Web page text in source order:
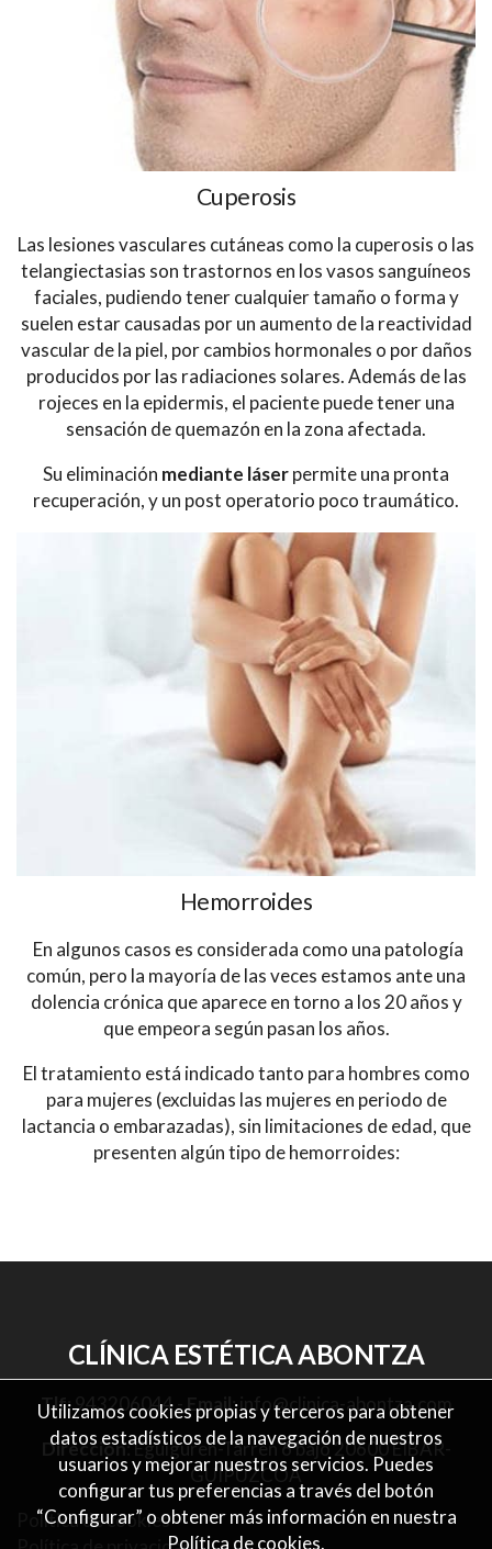
Cuperosis
Las lesiones vasculares cutáneas como la cuperosis o las
telangiectasias son trastornos en los vasos sanguíneos
faciales, pudiendo tener cualquier tamaño o forma y
suelen estar causadas por un aumento de la reactividad
vascular de la piel, por cambios hormonales o por daños
producidos por las radiaciones solares. Además de las
rojeces en la epidermis, el paciente puede tener una
sensación de quemazón en la zona afectada.
Su eliminación mediante láserpermite una pronta
recuperación, y un post operatorio poco traumático.
Hemorroides
En algunos casos es considerada como una patología
común, pero la mayoría de las veces estamos ante una
dolencia crónica que aparece en torno a los 20 años y
que empeora según pasan los años.
El tratamiento está indicado tanto para hombres como
para mujeres (excluidas las mujeres en periodo de
lactancia o embarazadas), sin limitaciones de edad, que
presenten algún tipo de hemorroides:
CLÍNICA ESTÉTICA ABONTZA
Tlf:943206044-Email:info@clinica-abontza.com
Dirección: Eguiguren-Tarren 6 bajo 20600 EIBAR-
GUIPUZCOA
Política de cookies
Utilizamos cookies propias y terceros para obtener
datos estadísticos de la navegación de nuestros
usuarios y mejorar nuestros servicios. Puedes
configurar tus preferencias a través del botón
“Configurar” o obtener más información en nuestra
Política de cookies.